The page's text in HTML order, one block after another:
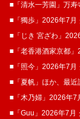
■「清水一芳園」万寿
■「獨歩」2026年7月
■「じき 宮ざわ」
■「老香港酒家京都
■「照今」2026年7月
■「夏帆」ほか、最近
■「木乃婦」2026年7
■「Guu」2026年7月